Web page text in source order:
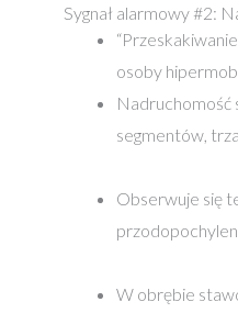
Sygnał alarmowy #2:
osoby
Nadruchomość
segmentów,
Obserwuje się
W obrębie